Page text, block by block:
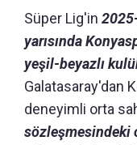
Süper Lig'in
yarısında
yeşil-beyazlı
Galatasaray'dan
deneyimli orta
sözleşmesindeki